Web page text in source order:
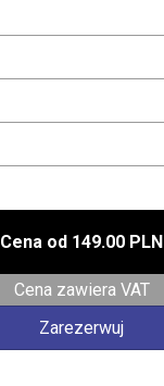
Cena od 149.00 PLN
Cena zawiera VAT
Zarezerwuj